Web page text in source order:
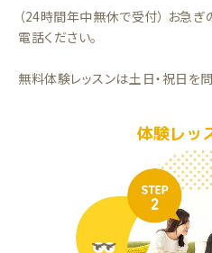
（24時間年中無休で受付） お急
電話ください。
無料体験レッスンは土日・祝日を
体験レッ